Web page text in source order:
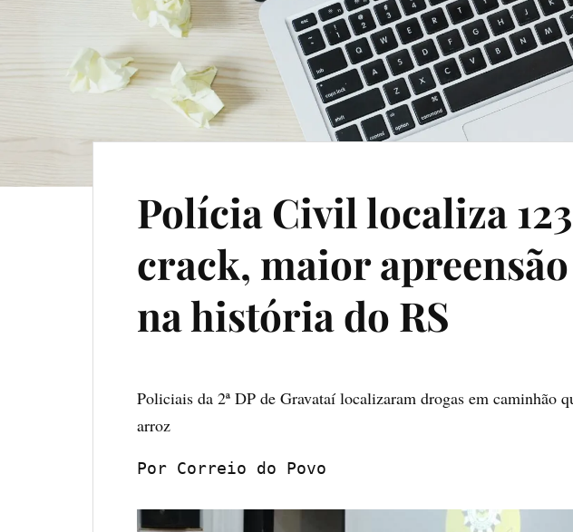
Polícia Civil localiza
crack, maior
na história do RS
Policiais da 2ª DP de Gravataí localizaram drogas em caminhão
arroz
Por Correio do Povo